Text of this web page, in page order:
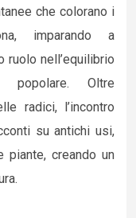
che colorano i
imparando a
ruolo nell’equilibrio
Oltre
radici, l’incontro
su antichi usi,
creando un